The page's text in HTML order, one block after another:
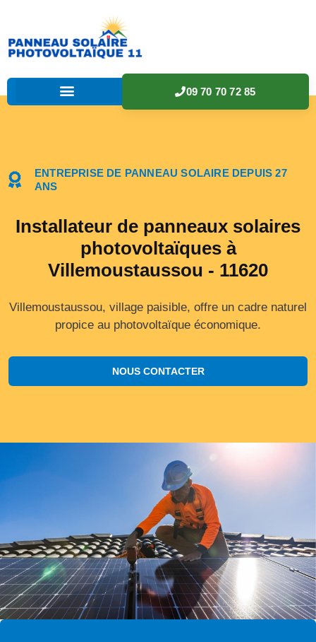
09 70 70 72 85
ENTREPRISE DE PANNEAU SOLAIRE DEPUIS 27
ANS
Installateur de panneaux solaires
photovoltaïques à
Villemoustaussou - 11620
Villemoustaussou, village paisible, offre un cadre naturel
propice au photovoltaïque économique.
NOUS CONTACTER